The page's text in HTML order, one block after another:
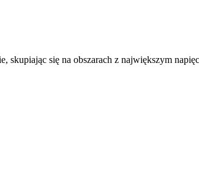
skupiając się na obszarach z największym